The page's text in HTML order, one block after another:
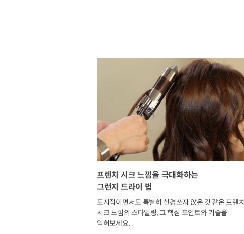
프렌치 시크 느낌을 극대화하는
그런지 드라이 법
도시적이면서도 특별히 신경쓰지 않은 것 같은 프렌치
시크 느낌의 스타일링, 그 핵심 포인트와 기술을
익혀보세요.